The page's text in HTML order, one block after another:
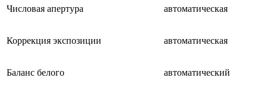
Числовая апертура автоматическая
Коррекция экспозиции автоматическая
Баланс белого автоматический